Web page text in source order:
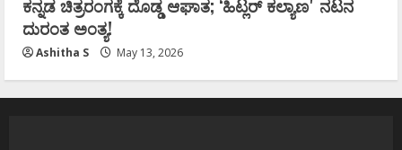
ಕನ್ನಡ ಚಿತ್ರರಂಗಕ್ಕೆ ದೊಡ್ಡ ಆಘಾತ; ʻಹಿಟ್ಲರ್ ಕಲ್ಯಾಣʼ ನಟನ
ದುರಂತ ಅಂತ್ಯ!
Ashitha S May 13, 2026